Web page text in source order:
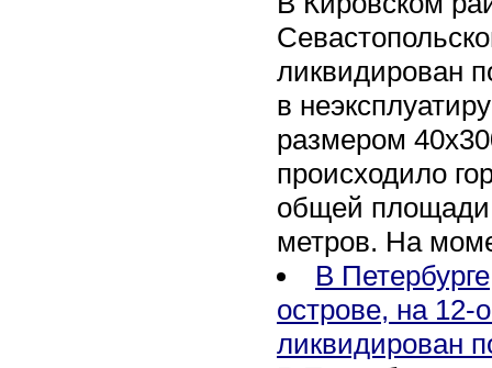
ликвидирован
в
размером
происходило
общей площади
метров. На
В
острове, на 12-
ликвидирован